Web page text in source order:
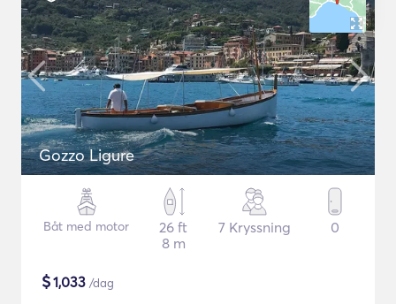
Gozzo Ligure
Båt med motor
26 ft
8 m
7 Kryssning 0
$1,033 /dag